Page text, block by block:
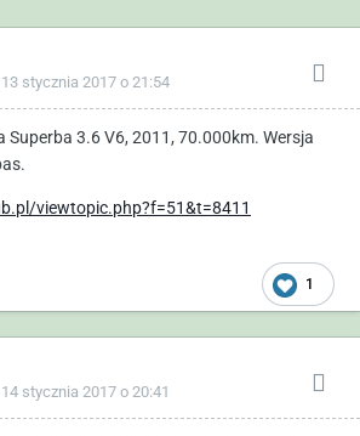
13 stycznia 2017 o 21:54
Superba 3.6 V6, 2011, 70.000km. Wersja
viewtopic.php?f=51&t=8411
1
14 stycznia 2017 o 20:41